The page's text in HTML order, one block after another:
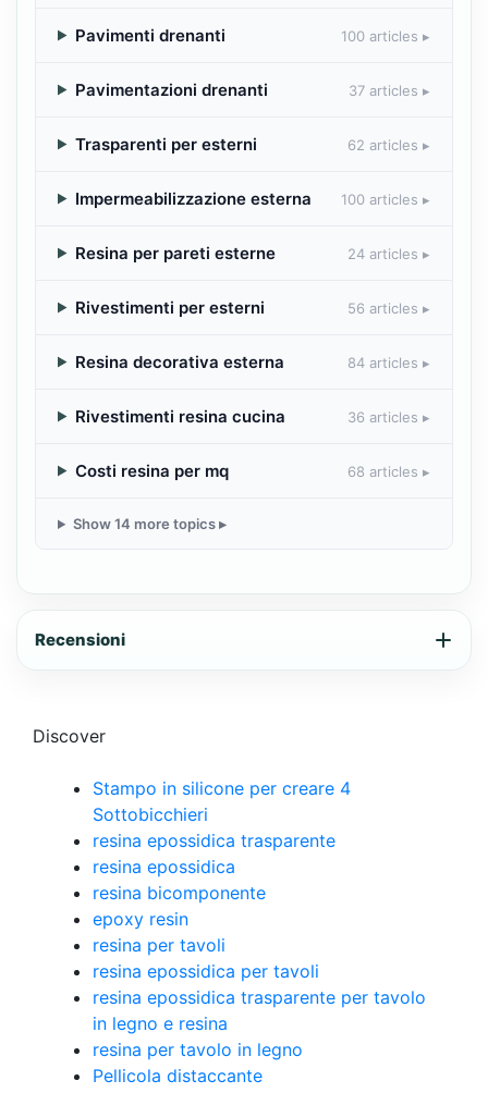
Pavimenti drenanti 100 articles ▸
Pavimentazioni drenanti 37 articles ▸
Trasparenti per esterni 62 articles ▸
Impermeabilizzazione esterna 100 articles ▸
Resina per pareti esterne 24 articles ▸
Rivestimenti per esterni 56 articles ▸
Resina decorativa esterna 84 articles ▸
Rivestimenti resina cucina 36 articles ▸
Costi resina per mq 68 articles ▸
Show 14 more topics ▸
Recensioni
Discover
Stampo in silicone per creare 4
Sottobicchieri
resina epossidica trasparente
resina epossidica
resina bicomponente
epoxy resin
resina per tavoli
resina epossidica per tavoli
resina epossidica trasparente per tavolo
in legno e resina
resina per tavolo in legno
Pellicola distaccante